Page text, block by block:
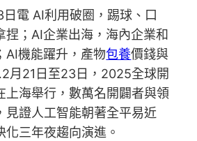
電 AI利用破圈，踢球、口
捏；AI企業出海，海內企業和
AI機能躍升，產物包養價錢與
月21日至23日，2025全球開
上海舉行，數萬名開闢者與領
見證人工智能朝著全平易近
三年夜趨向演進。